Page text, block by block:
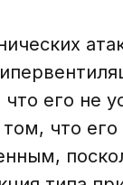
его не
что